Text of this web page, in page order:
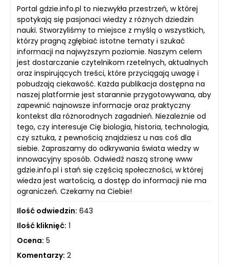
Portal gdzie.info.pl to niezwykła przestrzeń, w której
spotykają się pasjonaci wiedzy z różnych dziedzin
nauki. Stworzyliśmy to miejsce z myślą o wszystkich,
którzy pragną zgłębiać istotne tematy i szukać
informacji na najwyższym poziomie. Naszym celem
jest dostarczanie czytelnikom rzetelnych, aktualnych
oraz inspirujących treści, które przyciągają uwagę i
pobudzają ciekawość. Każda publikacja dostępna na
naszej platformie jest starannie przygotowywana, aby
zapewnić najnowsze informacje oraz praktyczny
kontekst dla różnorodnych zagadnień. Niezależnie od
tego, czy interesuje Cię biologia, historia, technologia,
czy sztuka, z pewnością znajdziesz u nas coś dla
siebie. Zapraszamy do odkrywania świata wiedzy w
innowacyjny sposób. Odwiedź naszą stronę www
gdzie.info.pl i stań się częścią społeczności, w której
wiedza jest wartością, a dostęp do informacji nie ma
ograniczeń. Czekamy na Ciebie!
Ilość odwiedzin: 643
Ilość kliknięć: 1
Ocena: 5
Komentarzy: 2